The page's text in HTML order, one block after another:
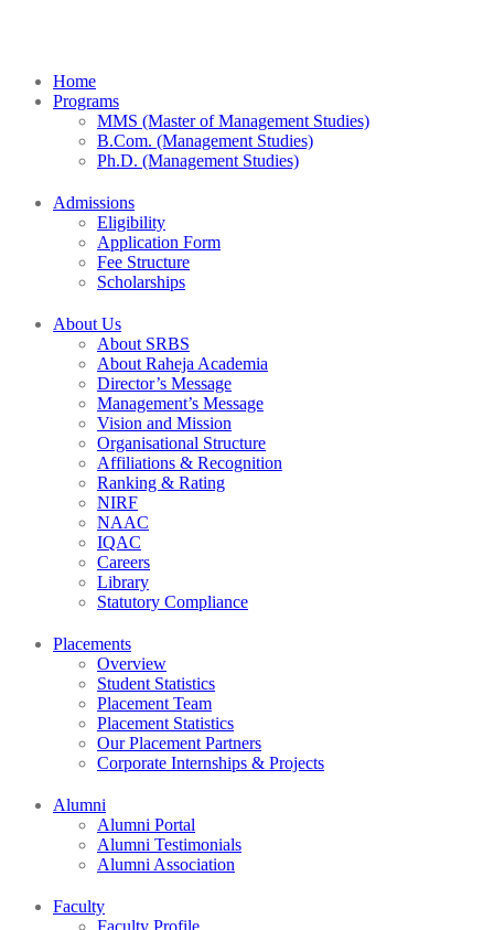
Home
Programs
MMS (Master of Management Studies)
B.Com. (Management Studies)
Ph.D. (Management Studies)
Admissions
Eligibility
Application Form
Fee Structure
Scholarships
About Us
About SRBS
About Raheja Academia
Director’s Message
Management’s Message
Vision and Mission
Organisational Structure
Affiliations & Recognition
Ranking & Rating
NIRF
NAAC
IQAC
Careers
Library
Statutory Compliance
Placements
Overview
Student Statistics
Placement Team
Placement Statistics
Our Placement Partners
Corporate Internships & Projects
Alumni
Alumni Portal
Alumni Testimonials
Alumni Association
Faculty